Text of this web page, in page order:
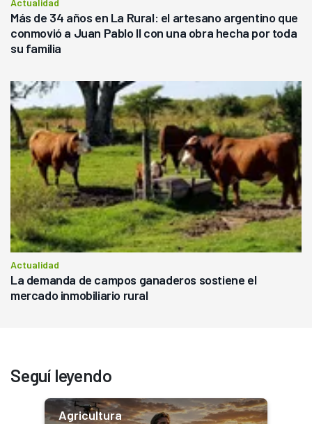
Actualidad
Más de 34 años en La Rural: el artesano argentino que
conmovió a Juan Pablo II con una obra hecha por toda
su familia
Actualidad
La demanda de campos ganaderos sostiene el
mercado inmobiliario rural
Seguí leyendo
Agricultura